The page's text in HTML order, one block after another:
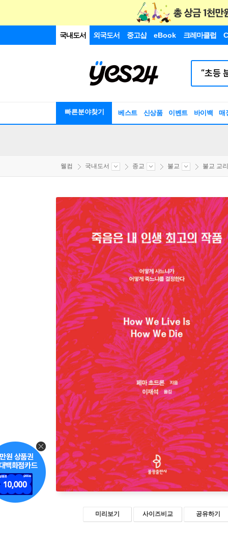
국내도서 외국도서 중고샵 eBook 크레마클럽
빠른분야찾기 베스트 신상품 이벤트 바이백 매
웰컴 국내도서 종교 불교 불교 교
미리보기 사이즈비교 공유하기